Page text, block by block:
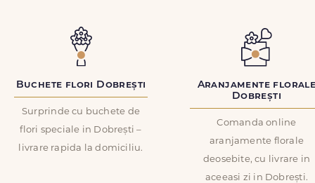
Buchete flori Dobrești
Surprinde cu buchete de
flori speciale in Dobrești –
livrare rapida la domiciliu.
Aranjamente
Dobrești
Comanda online
aranjamente florale
deosebite, cu livrare in
aceeasi zi in Dobrești.